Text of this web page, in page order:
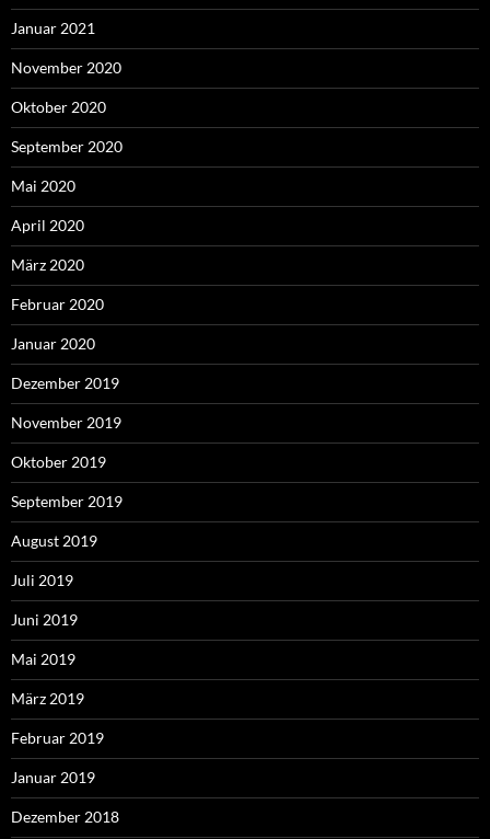
Januar 2021
November 2020
Oktober 2020
September 2020
Mai 2020
April 2020
März 2020
Februar 2020
Januar 2020
Dezember 2019
November 2019
Oktober 2019
September 2019
August 2019
Juli 2019
Juni 2019
Mai 2019
März 2019
Februar 2019
Januar 2019
Dezember 2018